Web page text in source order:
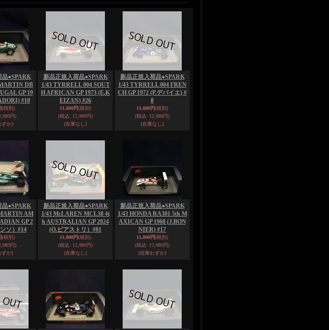
品●SPARK
DB
GP 19
#10
(税別)
円)
ずか]
新品正規入荷品●SPARK
1/43 TYRRELL 004 SOUT
H AFRICAN GP 1973 (E.K
EIZAN) #26
11,800円(税別)
(税込: 12,980円)
[在庫なし]
新品正規入荷品●SPARK
1/43 TYRRELL 004 FREN
CH GP 1972 (P.デパイエ) #
8
11,800円(税別)
(税込: 12,980円)
[在庫なし]
品●SPARK
AM
GP 2
ソ）#14
(税別)
円)
ずか]
新品正規入荷品●SPARK
1/43 McLAREN MCL38 4t
h AUSTRALIAN GP 2024
(O.ピアストリ）#81
11,800円(税別)
(税込: 12,980円)
[在庫なし]
新品正規入荷品●SPARK
1/43 HONDA RA301 5th M
AXICAN GP 1968 (J.BON
NIER) #17
11,800円(税別)
(税込: 12,980円)
[在庫わずか]